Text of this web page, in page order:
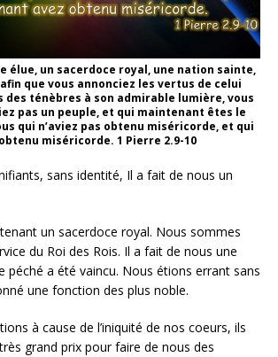
élue, un sacerdoce royal, une nation sainte,
que vous annonciez les vertus de celui
des ténèbres à son admirable lumière, vous
pas un peuple, et qui maintenant êtes le
qui n’aviez pas obtenu miséricorde, et qui
miséricorde. 1 Pierre 2.9-10
sans identité, Il a fait de nous un
un sacerdoce royal. Nous sommes
du Roi des Rois. Il a fait de nous une
péché a été vaincu. Nous étions errant sans
une fonction des plus noble.
à cause de l’iniquité de nos coeurs, ils
grand prix pour faire de nous des